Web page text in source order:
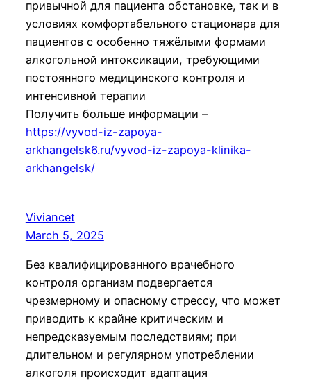
привычной для пациента обстановке, так и в
условиях комфортабельного стационара для
пациентов с особенно тяжёлыми формами
алкогольной интоксикации, требующими
постоянного медицинского контроля и
интенсивной терапии
Получить больше информации –
https://vyvod-iz-zapoya-
arkhangelsk6.ru/vyvod-iz-zapoya-klinika-
arkhangelsk/
Viviancet
March 5, 2025
Без квалифицированного врачебного
контроля организм подвергается
чрезмерному и опасному стрессу, что может
приводить к крайне критическим и
непредсказуемым последствиям; при
длительном и регулярном употреблении
алкоголя происходит адаптация